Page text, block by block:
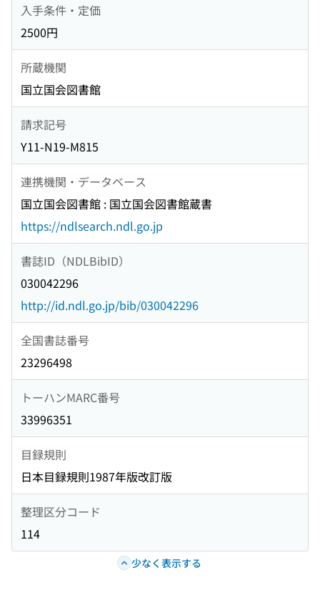
入手条件・定価
2500円
所蔵機関
国立国会図書館
請求記号
Y11-N19-M815
連携機関・データベース
国立国会図書館 : 国立国会図書館蔵書
https://ndlsearch.ndl.go.jp
書誌ID（NDLBibID）
030042296
http://id.ndl.go.jp/bib/030042296
全国書誌番号
23296498
トーハンMARC番号
33996351
目録規則
日本目録規則1987年版改訂版
整理区分コード
114
少なく表示する